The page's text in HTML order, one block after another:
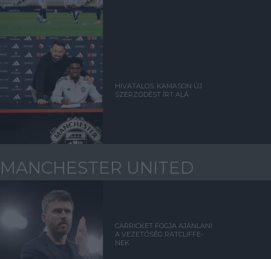
HIVATALOS: KAMASON ÚJ
SZERZŐDÉST ÍRT ALÁ
MANCHESTER UNITED
CARRICKET FOGJA AJÁNLANI
A VEZETŐSÉG RATCLIFFE-
NEK